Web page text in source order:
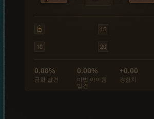
0.00%
금화 발견
0.00%
마법 아이템
발견
+0.00
경험치